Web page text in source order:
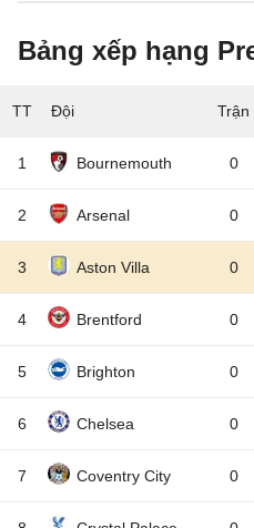
Bảng xếp hạng
TT Đội
1 Bournemouth 0
2 Arsenal 0
3 Aston Villa 0
4 Brentford 0
5 Brighton 0
6 Chelsea 0
7 Coventry City 0